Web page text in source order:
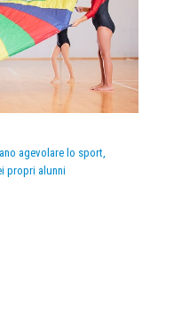
agevolare lo sport,
propri alunni